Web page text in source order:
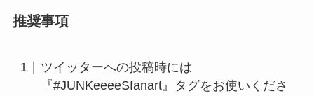
推奨事項
ツイッターへの投稿時には
『#JUNKeeeeSfanart』タグをお使いくださ